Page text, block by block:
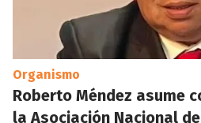
Organismo
Roberto Méndez asume
la Asociación Nacional